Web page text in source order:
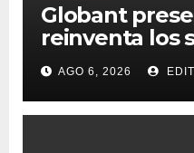
Globant
reinventa los
tecnología
AGO 6, 2026